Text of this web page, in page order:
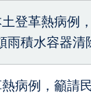
登革熱病例
雨積水容器清
病例，籲請